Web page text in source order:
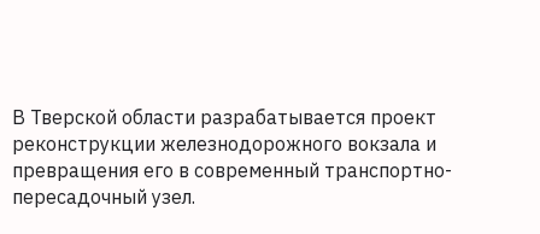
В Тверской области разрабатывается проект
реконструкции железнодорожного вокзала и
превращения его в современный транспортно-
пересадочный узел.